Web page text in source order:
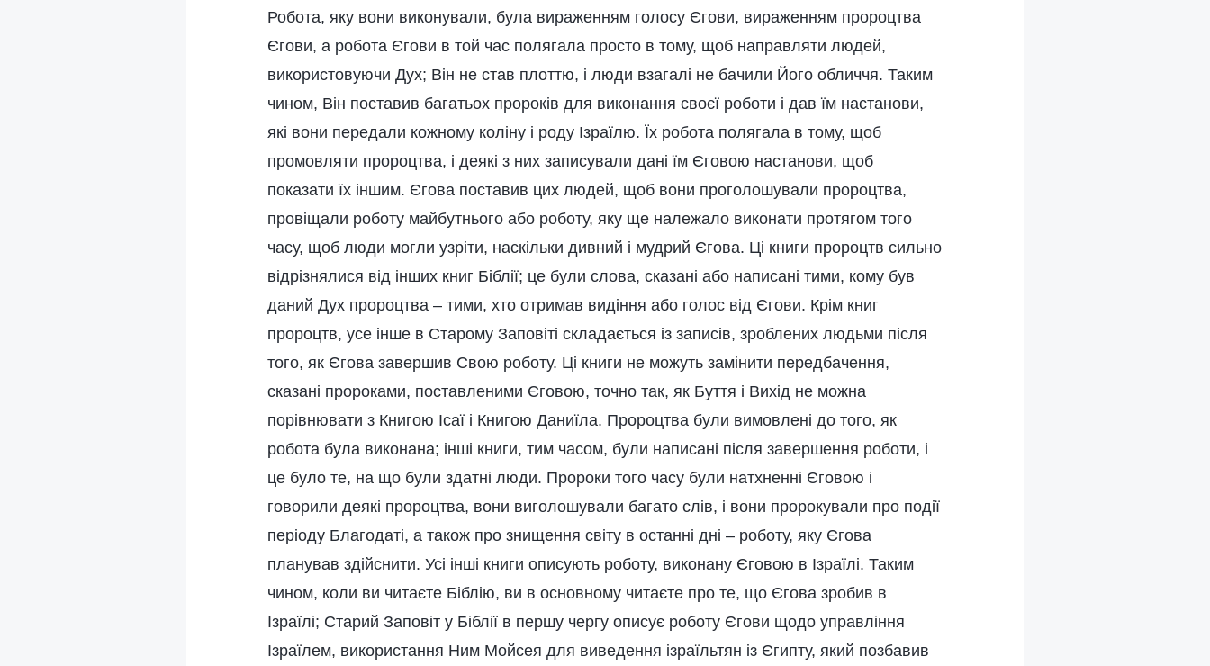
Робота, яку вони виконували, була вираженням голосу Єгови, вираженням пророцтва
Єгови, а робота Єгови в той час полягала просто в тому, щоб направляти людей,
використовуючи Дух; Він не став плоттю, і люди взагалі не бачили Його обличчя. Таким
чином, Він поставив багатьох пророків для виконання своєї роботи і дав їм настанови,
які вони передали кожному коліну і роду Ізраїлю. Їх робота полягала в тому, щоб
промовляти пророцтва, і деякі з них записували дані їм Єговою настанови, щоб
показати їх іншим. Єгова поставив цих людей, щоб вони проголошували пророцтва,
провіщали роботу майбутнього або роботу, яку ще належало виконати протягом того
часу, щоб люди могли узріти, наскільки дивний і мудрий Єгова. Ці книги пророцтв сильно
відрізнялися від інших книг Біблії; це були слова, сказані або написані тими, кому був
даний Дух пророцтва – тими, хто отримав видіння або голос від Єгови. Крім книг
пророцтв, усе інше в Старому Заповіті складається із записів, зроблених людьми після
того, як Єгова завершив Свою роботу. Ці книги не можуть замінити передбачення,
сказані пророками, поставленими Єговою, точно так, як Буття і Вихід не можна
порівнювати з Книгою Ісаї і Книгою Даниїла. Пророцтва були вимовлені до того, як
робота була виконана; інші книги, тим часом, були написані після завершення роботи, і
це було те, на що були здатні люди. Пророки того часу були натхненні Єговою і
говорили деякі пророцтва, вони виголошували багато слів, і вони пророкували про події
періоду Благодаті, а також про знищення світу в останні дні – роботу, яку Єгова
планував здійснити. Усі інші книги описують роботу, виконану Єговою в Ізраїлі. Таким
чином, коли ви читаєте Біблію, ви в основному читаєте про те, що Єгова зробив в
Ізраїлі; Старий Заповіт у Біблії в першу чергу описує роботу Єгови щодо управління
Ізраїлем, використання Ним Мойсея для виведення ізраїльтян із Єгипту, який позбавив